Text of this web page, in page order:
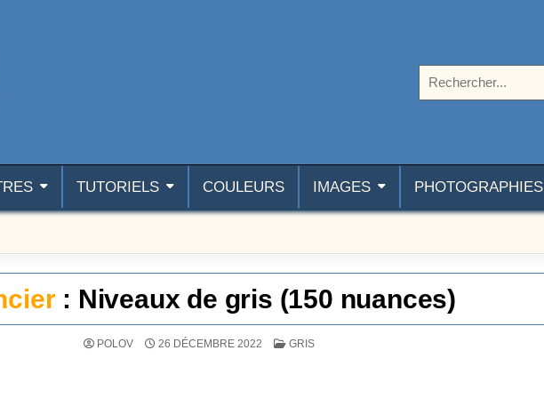
TUTORIELS COULEURS IMAGES PHOTOGRAPHIES
: Niveaux de gris (150 nuances)
POLOV 26 DÉCEMBRE 2022 POSTÉ DANS
GRIS